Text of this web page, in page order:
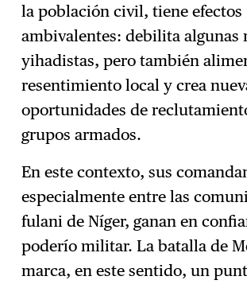
la población civil, tiene efectos
ambivalentes: debilita algunas
yihadistas, pero también
resentimiento local y crea
oportunidades de
grupos armados.
En este contexto, sus
especialmente entre las
fulani de Níger, ganan en
poderío militar. La batalla de
marca, en este sentido, un